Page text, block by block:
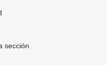
sección